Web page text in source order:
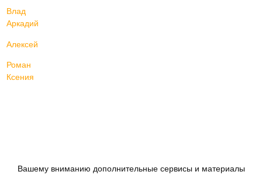
Влад
Аркадий
Алексей
Роман
Ксения
Вашему вниманию дополнительные сервисы и материалы